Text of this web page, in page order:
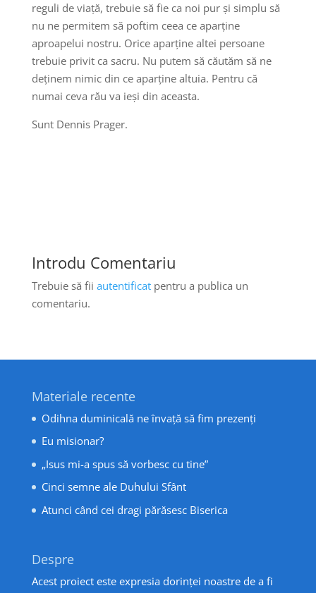
reguli de viață, trebuie să fie ca noi pur și simplu să
nu ne permitem să poftim ceea ce aparține
aproapelui nostru. Orice aparține altei persoane
trebuie privit ca sacru. Nu putem să căutăm să ne
deținem nimic din ce aparține altuia. Pentru că
numai ceva rău va ieși din aceasta.
Sunt Dennis Prager.
Introdu Comentariu
Trebuie să fii autentificatpentru a publica un
comentariu.
Materiale recente
Odihna duminicală ne învață să fim prezenți
Eu misionar?
„Isus mi-a spus să vorbesc cu tine”
Cinci semne ale Duhului Sfânt
Atunci când cei dragi părăsesc Biserica
Despre
Acest proiect este expresia dorinței noastre de a fi